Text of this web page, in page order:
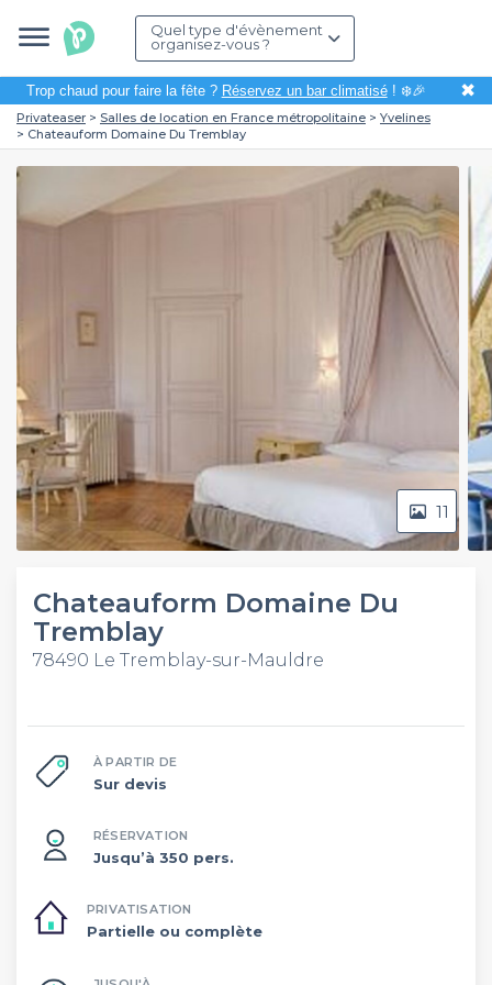
Quel type d'évènement
organisez-vous ?
Trop chaud pour faire la fête ? Réservez un bar climatisé! ❄️🎉 ✖
Privateaser Salles de location en France métropolitaine
Yvelines
Chateauform Domaine Du Tremblay
11
Chateauform Domaine Du
Tremblay
78490 Le Tremblay-sur-Mauldre
À PARTIR DE
Sur devis
RÉSERVATION
Jusqu’à 350 pers.
PRIVATISATION
Partielle ou complète